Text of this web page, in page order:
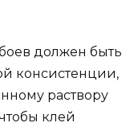
должен быть
консистенции,
раствору
клей